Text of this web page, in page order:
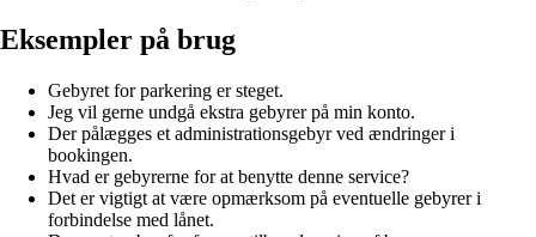
Eksempler på brug
Gebyret for parkering er steget.
Jeg vil gerne undgå ekstra gebyrer på min konto.
Der pålægges et administrationsgebyr ved ændringer i
bookingen.
Hvad er gebyrerne for at benytte denne service?
Det er vigtigt at være opmærksom på eventuelle gebyrer i
forbindelse med lånet.